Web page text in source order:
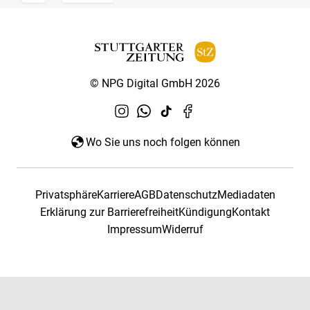
© NPG Digital GmbH 2026
Wo Sie uns noch folgen können
PrivatsphäreKarriereAGBDatenschutzMediadaten
Erklärung zur BarrierefreiheitKündigungKontakt
ImpressumWiderruf